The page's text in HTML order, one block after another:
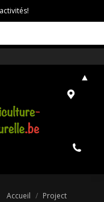
Accueil
Project
▲